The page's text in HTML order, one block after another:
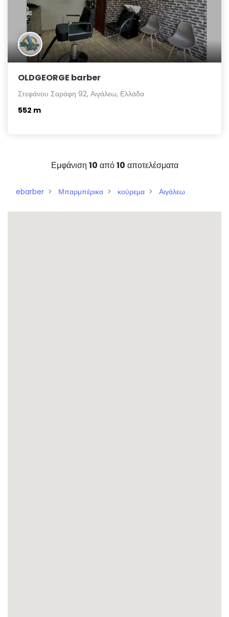
OLDGEORGE barber
Στεφάνου Σαράφη 92, Αιγάλεω, Ελλάδα
552 m
Εμφάνιση 10 από10 αποτελέσματα
ebarber Μπαρμπέρικα κούρεμα Αιγάλεω